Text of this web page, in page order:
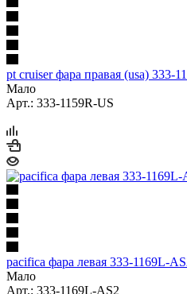
pt cruiser фара правая (usa) 333-
Мало
Арт.: 333-1159R-US
pacifica фара левая 333-1169L-
Мало
Арт.: 333-1169L-AS2